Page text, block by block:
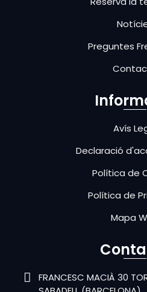
Preguntes
Avís
Declaració
Política de
Política de
Mapa
FRANCESC MACIÀ 30